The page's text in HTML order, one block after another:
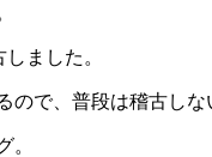
ました。
ので、普段は稽古し
。